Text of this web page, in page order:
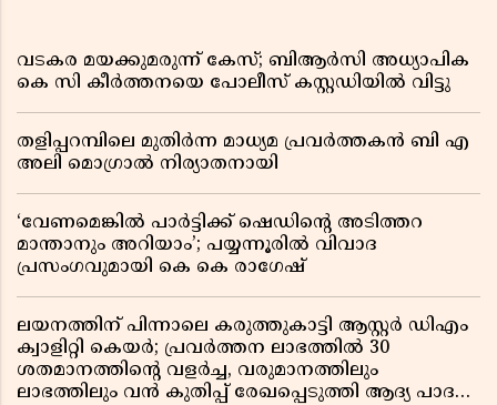
വടകര മയക്കുമരുന്ന് കേസ്; ബിആർസി അധ്യാപിക
കെ സി കീർത്തനയെ പോലീസ് കസ്റ്റഡിയിൽ വിട്ടു
തളിപ്പറമ്പിലെ മുതിർന്ന മാധ്യമ പ്രവർത്തകൻ ബി എ
അലി മൊഗ്രാൽ നിര്യാതനായി
‘വേണമെങ്കിൽ പാർട്ടിക്ക് ഷെഡിൻ്റെ അടിത്തറ
മാന്താനും അറിയാം’; പയ്യന്നൂരിൽ വിവാദ
പ്രസംഗവുമായി കെ കെ രാഗേഷ്
ലയനത്തിന് പിന്നാലെ കരുത്തുകാട്ടി ആസ്റ്റർ ഡിഎം
ക്വാളിറ്റി കെയർ; പ്രവർത്തന ലാഭത്തിൽ 30
ശതമാനത്തിൻ്റെ വളർച്ച, വരുമാനത്തിലും
ലാഭത്തിലും വൻ കുതിപ്പ് രേഖപ്പെടുത്തി ആദ്യ പാദ